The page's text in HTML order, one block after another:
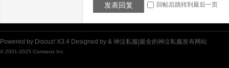
最
发表回复 回帖后跳转到最后一页
Powered by Discuz! X3.4 Designed by & 神泣私服|最全的神泣私服发布网站
© 2001-2025 Comsenz Inc.